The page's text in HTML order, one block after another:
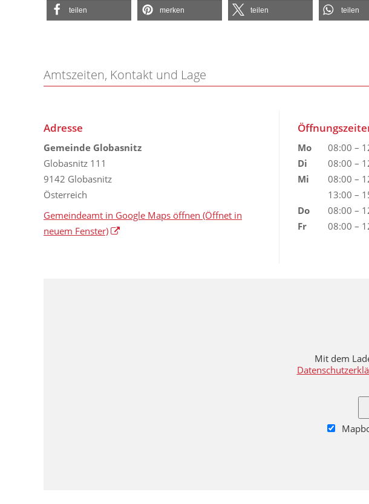
teilen merken teilen teilen
Amtszeiten, Kontakt und Lage
Adresse
Gemeinde Globasnitz
Globasnitz 111
9142 Globasnitz
Österreich
Gemeindeamt in Google Maps öffnen (Öffnet in
neuem Fenster)
Mo
08:00 –
Di
08:00 –
Mi
08:00 –
13:00 –
Do
08:00 –
Fr
08:00 –
Mit dem